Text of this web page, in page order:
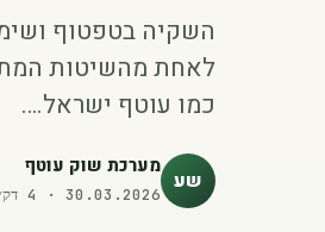
השקיה בטפטוף
לאחת מהשיטות
כמו עוטף ישראל.…
שע מערכת שוק עוטף
30.03.2026
·
4